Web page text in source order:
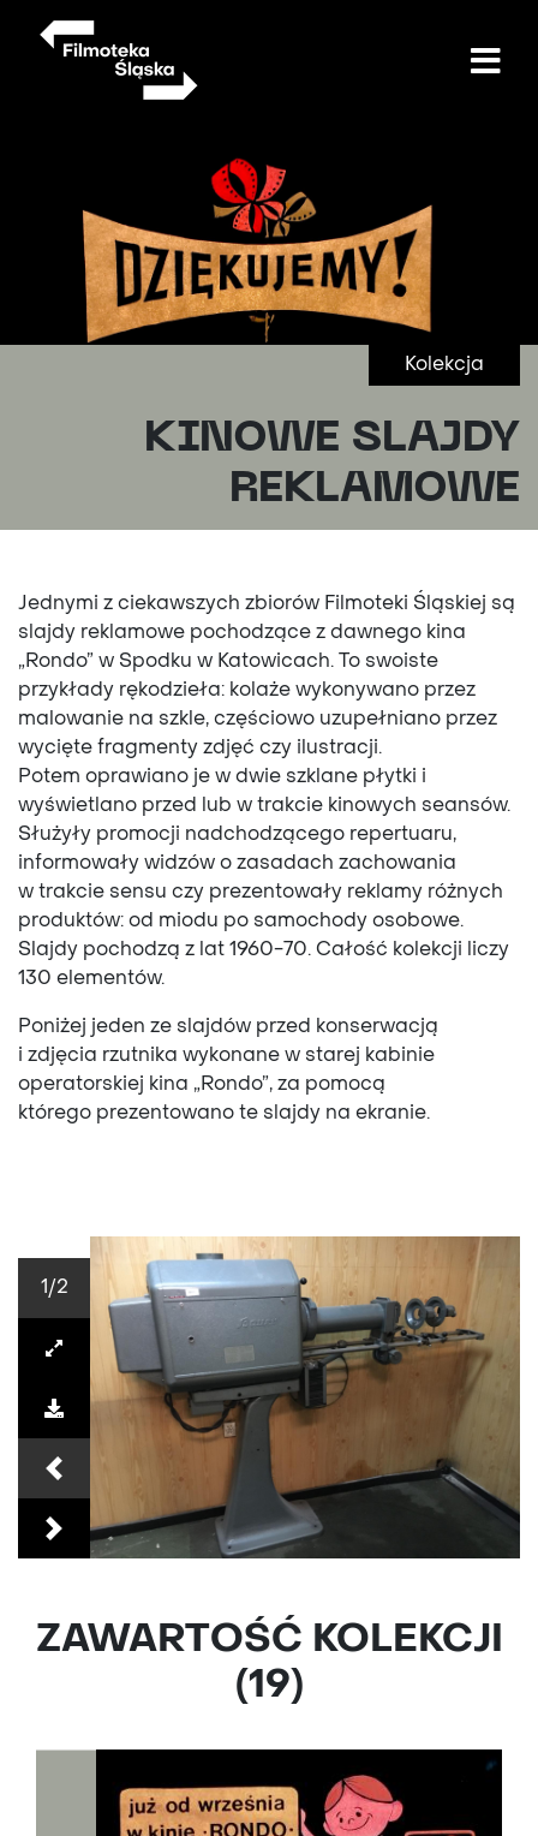
Kolekcja
KINOWE SLAJDY
REKLAMOWE
Jednymi z ciekawszych zbiorów Filmoteki Śląskiej są
slajdy reklamowe pochodzące z dawnego kina
„Rondo” w Spodku w Katowicach. To swoiste
przykłady rękodzieła: kolaże wykonywano przez
malowanie na szkle, częściowo uzupełniano przez
wycięte fragmenty zdjęć czy ilustracji.
Potem oprawiano je w dwie szklane płytki i
wyświetlano przed lub w trakcie kinowych seansów.
Służyły promocji nadchodzącego repertuaru,
informowały widzów o zasadach zachowania
w trakcie sensu czy prezentowały reklamy różnych
produktów: od miodu po samochody osobowe.
Slajdy pochodzą z lat 1960-70. Całość kolekcji liczy
130 elementów.
Poniżej jeden ze slajdów przed konserwacją
i zdjęcia rzutnika wykonane w starej kabinie
operatorskiej kina „Rondo”, za pomocą
którego prezentowano te slajdy na ekranie.
Previous
Next
1 /2
ZAWARTOŚĆ KOLEKCJI
(19)